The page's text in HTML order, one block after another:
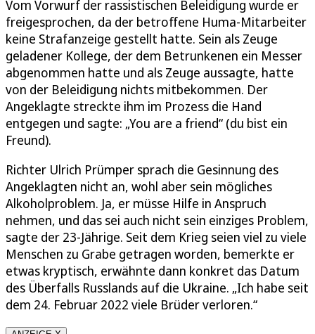
Vom Vorwurf der rassistischen Beleidigung wurde er
freigesprochen, da der betroffene Huma-Mitarbeiter
keine Strafanzeige gestellt hatte. Sein als Zeuge
geladener Kollege, der dem Betrunkenen ein Messer
abgenommen hatte und als Zeuge aussagte, hatte
von der Beleidigung nichts mitbekommen. Der
Angeklagte streckte ihm im Prozess die Hand
entgegen und sagte: „You are a friend“ (du bist ein
Freund).
Richter Ulrich Prümper sprach die Gesinnung des
Angeklagten nicht an, wohl aber sein mögliches
Alkoholproblem. Ja, er müsse Hilfe in Anspruch
nehmen, und das sei auch nicht sein einziges Problem,
sagte der 23-Jährige. Seit dem Krieg seien viel zu viele
Menschen zu Grabe getragen worden, bemerkte er
etwas kryptisch, erwähnte dann konkret das Datum
des Überfalls Russlands auf die Ukraine. „Ich habe seit
dem 24. Februar 2022 viele Brüder verloren.“